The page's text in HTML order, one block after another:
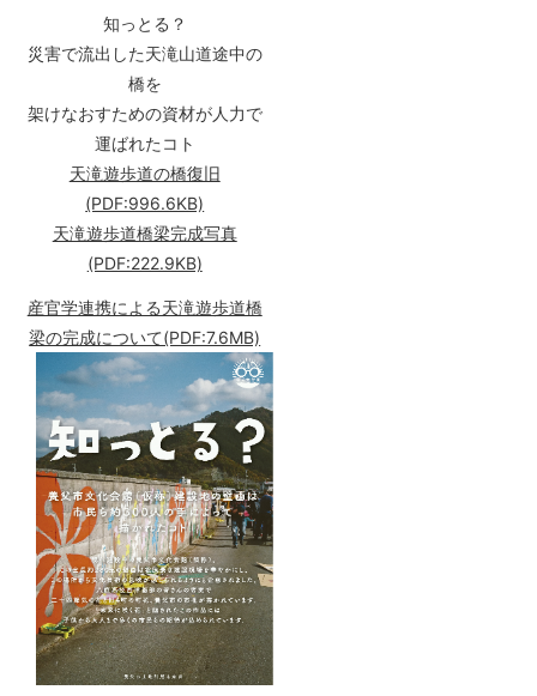
知っとる？
災害で流出した天滝山道途中の
橋を
架けなおすための資材が人力で
運ばれたコト
天滝遊歩道の橋復旧
(PDF:996.6KB)
天滝遊歩道橋梁完成写真
(PDF:222.9KB)
産官学連携による天滝遊歩道橋
梁の完成について(PDF:7.6MB)